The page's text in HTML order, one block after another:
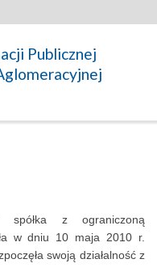
Publicznej
spółka z ograniczoną
w dniu 10 maja 2010 r.
swoją działalność z